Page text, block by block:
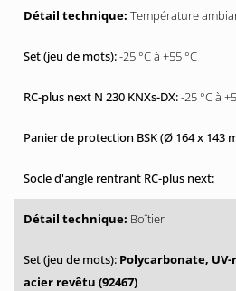
Température
-25 °C à +55 °C
-25 °C à
Boîtier
Polycarbonate,
acier revêtu (92467)